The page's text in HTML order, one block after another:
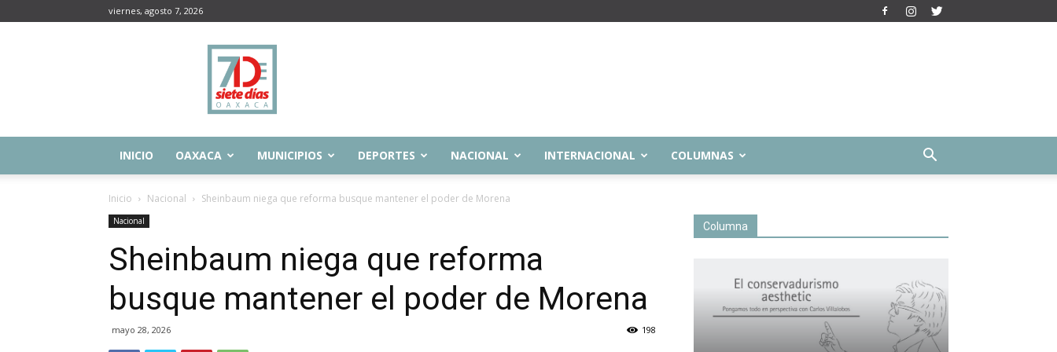
viernes, agosto 7, 2026
Siete
Días
Oaxaca
INICIO OAXACA MUNICIPIOS DEPORTES NACIONAL INTERNACIONAL COLUMNAS
Inicio Nacional Sheinbaum niega que reforma busque mantener el poder de Morena
Nacional
Sheinbaum niega que reforma
busque mantener el poder de Morena
mayo 28, 2026 198
Columna